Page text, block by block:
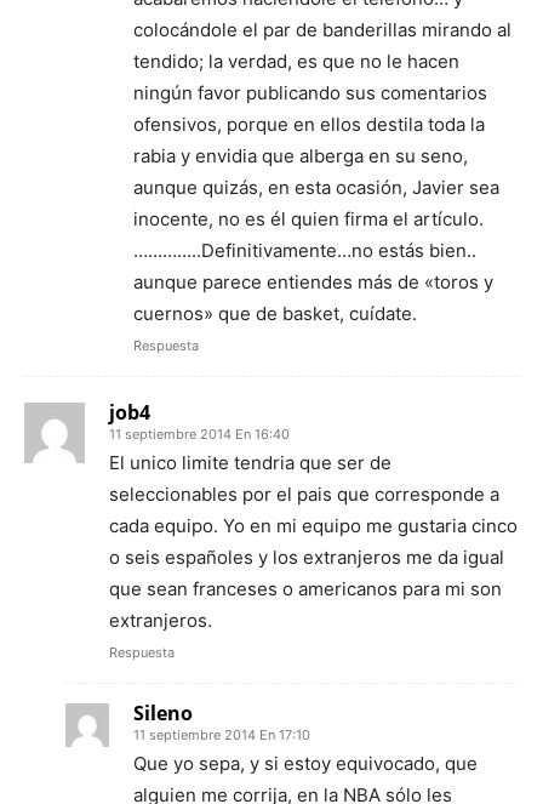
colocándole el par de banderillas mirando al
tendido; la verdad, es que no le hacen
ningún favor publicando sus comentarios
ofensivos, porque en ellos destila toda la
rabia y envidia que alberga en su seno,
aunque quizás, en esta ocasión, Javier sea
inocente, no es él quien firma el artículo.
…………..Definitivamente…no estás bien..
aunque parece entiendes más de «toros y
cuernos» que de basket, cuídate.
Respuesta
job4
11 septiembre 2014 En 16:40
El unico limite tendria que ser de
seleccionables por el pais que corresponde a
cada equipo. Yo en mi equipo me gustaria cinco
o seis españoles y los extranjeros me da igual
que sean franceses o americanos para mi son
extranjeros.
Respuesta
Sileno
11 septiembre 2014 En 17:10
Que yo sepa, y si estoy equivocado, que
alguien me corrija, en la NBA sólo les